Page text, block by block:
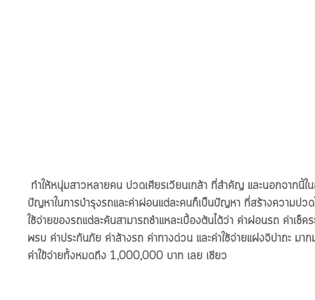
ปัญหาในการบำรุงรถและค่าผ่อนแต่ละคนก็เป็นปัญหา ที่สร้างความปว
ใช้จ่ายของรถแต่ละคันสามารถชำแหละเบื้องต้นได้ว่า ค่าผ่อนรถ ค่าเช็ค
พรบ ค่าประกันภัย ค่าล้างรถ ค่าทางด่วน และค่าใช้จ่ายแฝงจิปาถะ มา
ค่าใข้จ่ายทั้งหมดถึง 1,000,000 บาท เลย เชียว